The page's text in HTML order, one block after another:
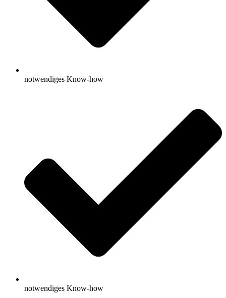
notwendiges Know-how
notwendiges Know-how